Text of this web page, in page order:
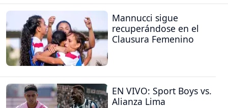
Mannucci sigue
recuperándose en el
Clausura Femenino
EN VIVO: Sport Boys vs.
Alianza Lima